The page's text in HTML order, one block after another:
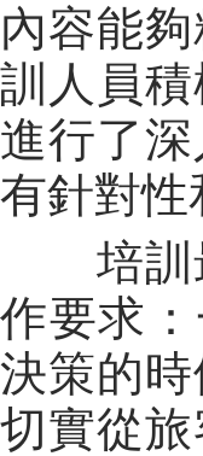
內容能
訓人員
進行了
有針對性
培
作要求
決策的
切實從